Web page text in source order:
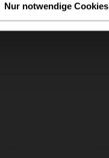
Nur notwendige Cookies